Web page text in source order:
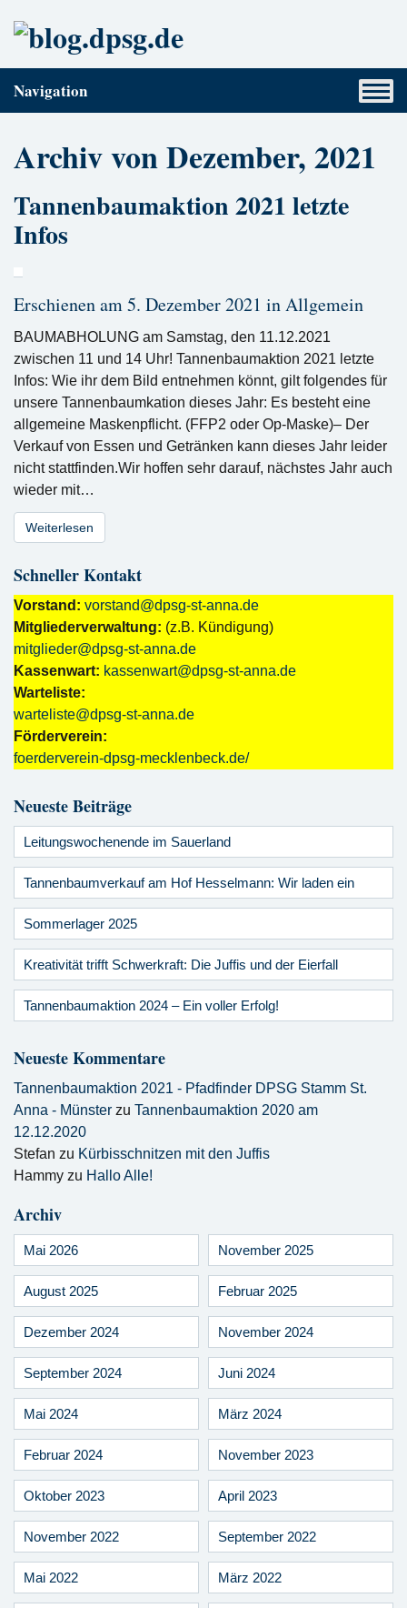
Navigation
Archiv von Dezember, 2021
Tannenbaumaktion 2021 letzte
Infos
Erschienen am 5. Dezember 2021 inAllgemein
BAUMABHOLUNG am Samstag, den 11.12.2021
zwischen 11 und 14 Uhr! Tannenbaumaktion 2021 letzte
Infos: Wie ihr dem Bild entnehmen könnt, gilt folgendes für
unsere Tannenbaumkation dieses Jahr: Es besteht eine
allgemeine Maskenpflicht. (FFP2 oder Op-Maske)– Der
Verkauf von Essen und Getränken kann dieses Jahr leider
nicht stattfinden.Wir hoffen sehr darauf, nächstes Jahr auch
wieder mit…
Weiterlesen
Schneller Kontakt
Vorstand: vorstand@dpsg-st-anna.de
Mitgliederverwaltung: (z.B. Kündigung)
mitglieder@dpsg-st-anna.de
Kassenwart: kassenwart@dpsg-st-anna.de
Warteliste:
warteliste@dpsg-st-anna.de
Förderverein:
foerderverein-dpsg-mecklenbeck.de/
Neueste Beiträge
Leitungswochenende im Sauerland
Tannenbaumverkauf am Hof Hesselmann: Wir laden ein
Sommerlager 2025
Kreativität trifft Schwerkraft: Die Juffis und der Eierfall
Tannenbaumaktion 2024 – Ein voller Erfolg!
Neueste Kommentare
Tannenbaumaktion 2021 - Pfadfinder DPSG Stamm St.
Anna - Münster zu Tannenbaumaktion 2020 am
12.12.2020
Stefan zu Kürbisschnitzen mit den Juffis
Hammy zu Hallo Alle!
Archiv
Mai 2026 November 2025
August 2025 Februar 2025
Dezember 2024 November 2024
September 2024 Juni 2024
Mai 2024 März 2024
Februar 2024 November 2023
Oktober 2023 April 2023
November 2022 September 2022
Mai 2022 März 2022